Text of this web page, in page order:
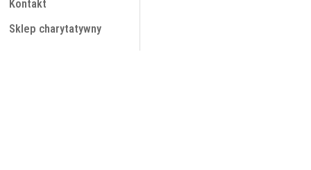
Kontakt
Sklep charytatywny